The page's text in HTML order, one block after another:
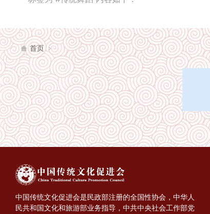
首页
中国传统文化促进会是民政部注册的全国性协会，中华人
民共和国文化和旅游部业务指导，中共中央社会工作部党